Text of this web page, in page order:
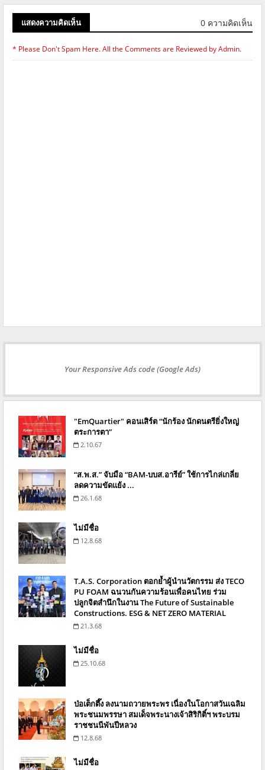
แสดงความคิดเห็น 0 ความคิดเห็น
* Please Don't Spam Here. All the Comments are Reviewed by Admin.
Your Responsive Ads code (Google Ads)
"EmQuartier" คอนเสิร์ต “นักร้อง นักดนตรียิ่งใหญ่
ตระการตา”
2.10.67
“ส.พ.ส.” จับมือ “BAM-บบส.อารีย์” ใช้การไกล่เกลี่ย
ลดความขัดแย้ง ...
26.1.68
ไม่มีชื่อ
12.8.68
T.A.S. Corporation ตอกย้ำผู้นำนวัตกรรม ส่ง TECO
PU FOAM ฉนวนกันความร้อนเพื่อคนไทย ร่วม
ปลูกจิตสำนึกในงาน The Future of Sustainable
Constructions. ESG & NET ZERO MATERIAL
21.3.68
ไม่มีชื่อ
25.10.68
ป่อเต็กตึ๊ง ลงนามถวายพระพร เนื่องในโอกาสวันเฉลิม
พระชนมพรรษา สมเด็จพระนางเจ้าสิริกิติ์ฯ พระบรม
ราชชนนีพันปีหลวง
12.8.68
ไม่มีชื่อ